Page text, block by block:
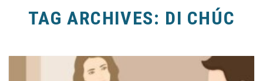
TAG ARCHIVES: DI CHÚC